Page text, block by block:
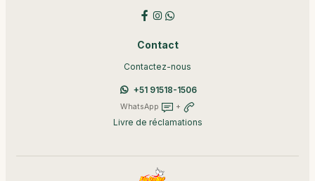
Contact
Contactez-nous
+51 91518-1506
WhatsApp +
Livre de réclamations